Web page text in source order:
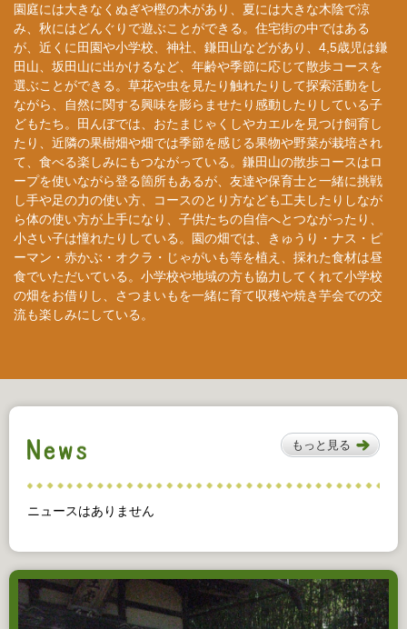
園庭には大きなくぬぎや樫の木があり、夏には大きな木陰で涼
み、秋にはどんぐりで遊ぶことができる。住宅街の中ではある
が、近くに田園や小学校、神社、鎌田山などがあり、4,5歳児は鎌
田山、坂田山に出かけるなど、年齢や季節に応じて散歩コースを
選ぶことができる。草花や虫を見たり触れたりして探索活動をし
ながら、自然に関する興味を膨らませたり感動したりしている子
どもたち。田んぼでは、おたまじゃくしやカエルを見つけ飼育し
たり、近隣の果樹畑や畑では季節を感じる果物や野菜が栽培され
て、食べる楽しみにもつながっている。鎌田山の散歩コースはロ
ープを使いながら登る箇所もあるが、友達や保育士と一緒に挑戦
し手や足の力の使い方、コースのとり方なども工夫したりしなが
ら体の使い方が上手になり、子供たちの自信へとつながったり、
小さい子は憧れたりしている。園の畑では、きゅうり・ナス・ピ
ーマン・赤かぶ・オクラ・じゃがいも等を植え、採れた食材は昼
食でいただいている。小学校や地域の方も協力してくれて小学校
の畑をお借りし、さつまいもを一緒に育て収穫や焼き芋会での交
流も楽しみにしている。
ニュースはありません
もっと見る